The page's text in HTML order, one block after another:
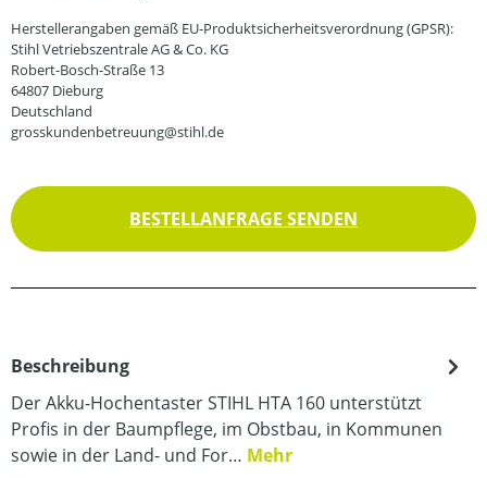
Herstellerangaben gemäß EU-Produktsicherheitsverordnung (GPSR):
Stihl Vetriebszentrale AG & Co. KG
Robert-Bosch-Straße 13
64807 Dieburg
Deutschland
grosskundenbetreuung@stihl.de
BESTELLANFRAGE SENDEN
Beschreibung
Der Akku-Hochentaster STIHL HTA 160 unterstützt
Profis in der Baumpflege, im Obstbau, in Kommunen
sowie in der Land- und For… Mehr